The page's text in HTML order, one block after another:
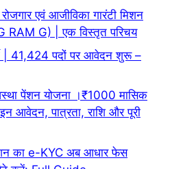
एवं आजीविका गारंटी मिशन
RAM G) | एक विस्तृत परिचय
| 41,424 पदों पर आवेदन शुरू –
पेंशन योजना ।₹1000 मासिक
आवेदन, पात्रता, राशि और पूरी
का e-KYC अब आधार फेस